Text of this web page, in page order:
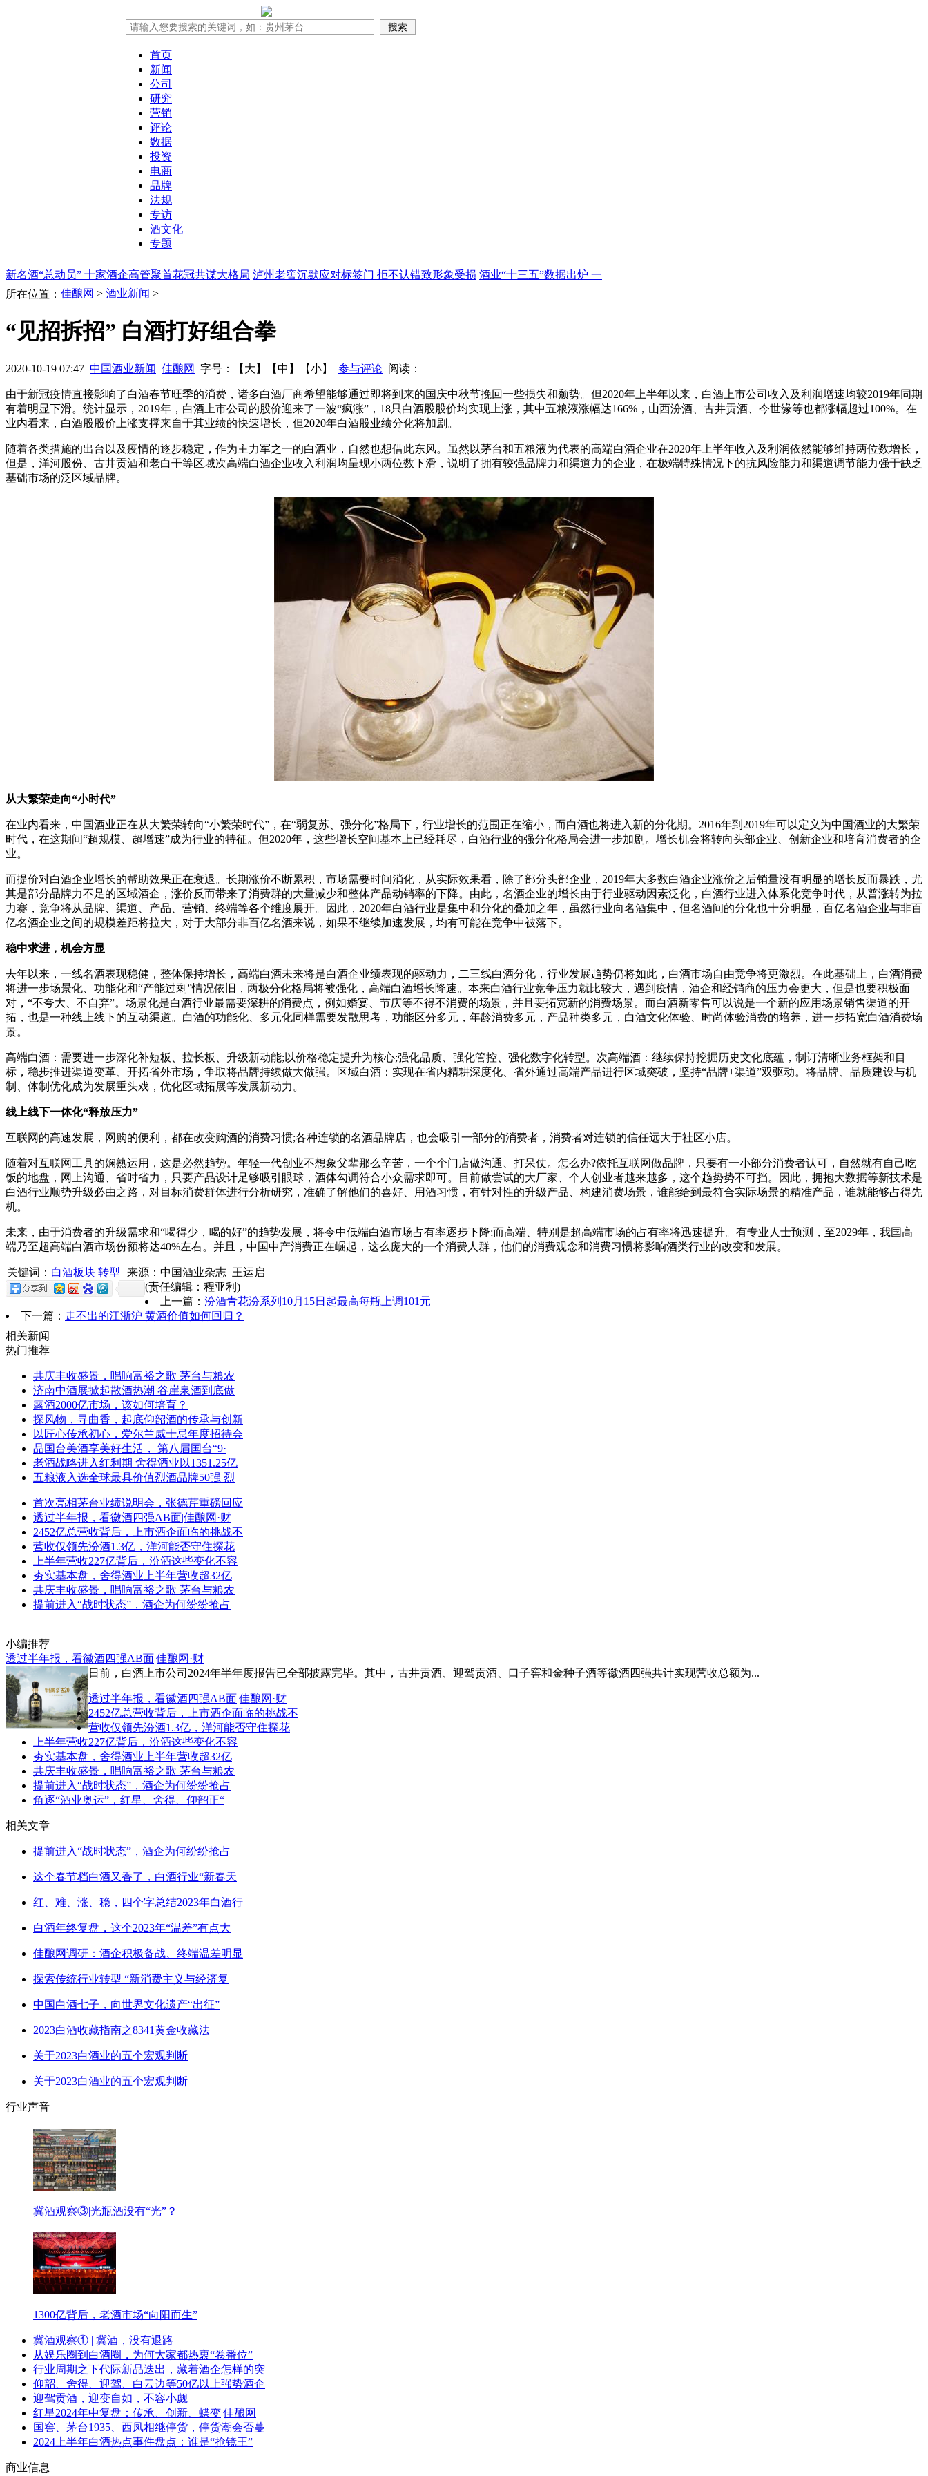
首页
新闻
公司
研究
营销
评论
数据
投资
电商
品牌
法规
专访
酒文化
专题
新名酒“总动员” 十家酒企高管聚首花冠共谋大格局 泸州老窖沉默应对标签门 拒不认错致形象受损 酒业“十三五”数据出炉 一
片“涨”声引券商看多 酒鬼酒存款失踪案新进展：被告人否认诈骗 举报公司领导
炉 春糖：郎酒“原浆”发力中端 泸州老窖求稳共赢 劣质白酒变身茅台 敌敌畏浸泡瓶盖求“杏仁味”！
停牌期满申请继续停牌 五粮液片区会议明确2016“量价平衡”政策的操作细则
所在位置： 佳酿网 > 酒业新闻 >
“见招拆招” 白酒打好组合拳
2020-10-19 07:47 中国酒业新闻 佳酿网 字号：【 大 】【中 】【小】 参与评论 阅读：
由于新冠疫情直接影响了白酒春节旺季的消费，诸多白酒厂商希望能够通过即将到来的国庆中秋节挽回一些损失和颓势。但2020年上半年以来，白酒上市公司收入及利润增速均较2019年同期
有着明显下滑。统计显示，2019年，白酒上市公司的股价迎来了一波“疯涨”，18只白酒股股价均实现上涨，其中五粮液涨幅达166%，山西汾酒、古井贡酒、今世缘等也都涨幅超过100%。在
业内看来，白酒股股价上涨支撑来自于其业绩的快速增长，但2020年白酒股业绩分化将加剧。
随着各类措施的出台以及疫情的逐步稳定，作为主力军之一的白酒业，自然也想借此东风。虽然以茅台和五粮液为代表的高端白酒企业在2020年上半年收入及利润依然能够维持两位数增长，
但是，洋河股份、古井贡酒和老白干等区域次高端白酒企业收入利润均呈现小两位数下滑，说明了拥有较强品牌力和渠道力的企业，在极端特殊情况下的抗风险能力和渠道调节能力强于缺乏
基础市场的泛区域品牌。
从大繁荣走向“小时代”
在业内看来，中国酒业正在从大繁荣转向“小繁荣时代”，在“弱复苏、强分化”格局下，行业增长的范围正在缩小，而白酒也将进入新的分化期。2016年到2019年可以定义为中国酒业的大繁荣
时代，在这期间“超规模、超增速”成为行业的特征。但2020年，这些增长空间基本上已经耗尽，白酒行业的强分化格局会进一步加剧。增长机会将转向头部企业、创新企业和培育消费者的企
业。
而提价对白酒企业增长的帮助效果正在衰退。长期涨价不断累积，市场需要时间消化，从实际效果看，除了部分头部企业，2019年大多数白酒企业涨价之后销量没有明显的增长反而暴跌，尤
其是部分品牌力不足的区域酒企，涨价反而带来了消费群的大量减少和整体产品动销率的下降。由此，名酒企业的增长由于行业驱动因素泛化，白酒行业进入体系化竞争时代，从普涨转为拉
力赛，竞争将从品牌、渠道、产品、营销、终端等各个维度展开。因此，2020年白酒行业是集中和分化的叠加之年，虽然行业向名酒集中，但名酒间的分化也十分明显，百亿名酒企业与非百
亿名酒企业之间的规模差距将拉大，对于大部分非百亿名酒来说，如果不继续加速发展，均有可能在竞争中被落下。
稳中求进，机会方显
去年以来，一线名酒表现稳健，整体保持增长，高端白酒未来将是白酒企业绩表现的驱动力，二三线白酒分化，行业发展趋势仍将如此，白酒市场自由竞争将更激烈。在此基础上，白酒消费
将进一步场景化、功能化和“产能过剩”情况依旧，两极分化格局将被强化，高端白酒增长降速。本来白酒行业竞争压力就比较大，遇到疫情，酒企和经销商的压力会更大，但是也要积极面
对，“不夸大、不自弃”。场景化是白酒行业最需要深耕的消费点，例如婚宴、节庆等不得不消费的场景，并且要拓宽新的消费场景。而白酒新零售可以说是一个新的应用场景销售渠道的开
拓，也是一种线上线下的互动渠道。白酒的功能化、多元化同样需要发散思考，功能区分多元，年龄消费多元，产品种类多元，白酒文化体验、时尚体验消费的培养，进一步拓宽白酒消费场
景。
高端白酒：需要进一步深化补短板、拉长板、升级新动能;以价格稳定提升为核心;强化品质、强化管控、强化数字化转型。次高端酒：继续保持挖掘历史文化底蕴，制订清晰业务框架和目
标，稳步推进渠道变革、开拓省外市场，争取将品牌持续做大做强。区域白酒：实现在省内精耕深度化、省外通过高端产品进行区域突破，坚持“品牌+渠道”双驱动。将品牌、品质建设与机
制、体制优化成为发展重头戏，优化区域拓展等发展新动力。
线上线下一体化“释放压力”
互联网的高速发展，网购的便利，都在改变购酒的消费习惯;各种连锁的名酒品牌店，也会吸引一部分的消费者，消费者对连锁的信任远大于社区小店。
随着对互联网工具的娴熟运用，这是必然趋势。年轻一代创业不想象父辈那么辛苦，一个个门店做沟通、打呆仗。怎么办?依托互联网做品牌，只要有一小部分消费者认可，自然就有自己吃
饭的地盘，网上沟通、省时省力，只要产品设计足够吸引眼球，酒体勾调符合小众需求即可。目前做尝试的大厂家、个人创业者越来越多，这个趋势势不可挡。因此，拥抱大数据等新技术是
白酒行业顺势升级必由之路，对目标消费群体进行分析研究，准确了解他们的喜好、用酒习惯，有针对性的升级产品、构建消费场景，谁能给到最符合实际场景的精准产品，谁就能够占得先
机。
未来，由于消费者的升级需求和“喝得少，喝的好”的趋势发展，将令中低端白酒市场占有率逐步下降;而高端、特别是超高端市场的占有率将迅速提升。有专业人士预测，至2029年，我国高
端乃至超高端白酒市场份额将达40%左右。并且，中国中产消费正在崛起，这么庞大的一个消费人群，他们的消费观念和消费习惯将影响酒类行业的改变和发展。
关键词： 白酒板块 转型
来源：中国酒业杂志 王运启
(责任编辑：程亚利)
上一篇： 汾酒青花汾系列10月15日起最高每瓶上调101元
下一篇： 走不出的江浙沪 黄酒价值如何回归？
相关新闻
热门推荐
共庆丰收盛景，唱响富裕之歌 茅台与粮农
济南中酒展掀起散酒热潮 谷崖泉酒到底做
露酒2000亿市场，该如何培育？
探风物，寻曲香，起底仰韶酒的传承与创新
以匠心传承初心，爱尔兰威士忌年度招待会
品国台美酒享美好生活， 第八届国台“9·
老酒战略进入红利期 舍得酒业以1351.25亿
五粮液入选全球最具价值烈酒品牌50强 烈
首次亮相茅台业绩说明会，张德芹重磅回应
透过半年报，看徽酒四强AB面|佳酿网·财
2452亿总营收背后，上市酒企面临的挑战不
营收仅领先汾酒1.3亿，洋河能否守住探花
上半年营收227亿背后，汾酒这些变化不容
夯实基本盘，舍得酒业上半年营收超32亿|
共庆丰收盛景，唱响富裕之歌 茅台与粮农
提前进入“战时状态”，酒企为何纷纷抢占
小编推荐
透过半年报，看徽酒四强AB面|佳酿网·财
日前，白酒上市公司2024年半年度报告已全部披露完毕。其中，古井贡酒、迎驾贡酒、口子窖和金种子酒等徽酒四强共计实现营收总额为...
透过半年报，看徽酒四强AB面|佳酿网·财
2452亿总营收背后，上市酒企面临的挑战不
营收仅领先汾酒1.3亿，洋河能否守住探花
上半年营收227亿背后，汾酒这些变化不容
夯实基本盘，舍得酒业上半年营收超32亿|
共庆丰收盛景，唱响富裕之歌 茅台与粮农
提前进入“战时状态”，酒企为何纷纷抢占
角逐“酒业奥运”，红星、舍得、仰韶正“
相关文章
提前进入“战时状态”，酒企为何纷纷抢占
这个春节档白酒又香了，白酒行业“新春天
红、难、涨、稳，四个字总结2023年白酒行
白酒年终复盘，这个2023年“温差”有点大
佳酿网调研：酒企积极备战、终端温差明显
探索传统行业转型 “新消费主义与经济复
中国白酒七子，向世界文化遗产“出征”
2023白酒收藏指南之8341黄金收藏法
关于2023白酒业的五个宏观判断
关于2023白酒业的五个宏观判断
行业声音
冀酒观察③|光瓶酒没有“光”？
1300亿背后，老酒市场“向阳而生”
冀酒观察① | 冀酒，没有退路
从娱乐圈到白酒圈，为何大家都热衷“卷番位”
行业周期之下代际新品迭出，藏着酒企怎样的突
仰韶、舍得、迎驾、白云边等50亿以上强势酒企
迎驾贡酒，迎变自如，不容小觑
红星2024年中复盘：传承、创新、蝶变|佳酿网
国窖、茅台1935、西凤相继停货，停货潮会否蔓
2024上半年白酒热点事件盘点：谁是“抢镜王”
商业信息